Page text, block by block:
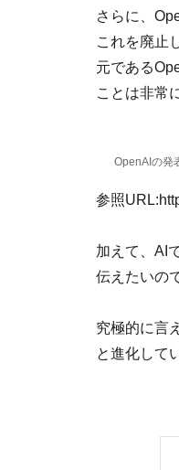
さらに、
これを廃止
元である
ことは非常
OpenAIの発
参照
加えて、AI
伝えたいの
究極的に言
と進化して